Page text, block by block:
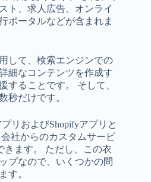
ト、求人広告、オンライ
ポータルなどが含まれま
して、検索エンジンでの
細なコンテンツを作成す
することです。 そして、
秒だけです。
リおよびShopifyアプリと
社からのカスタムサービ
きます。 ただし、この衣
プなので、いくつかの問
す。